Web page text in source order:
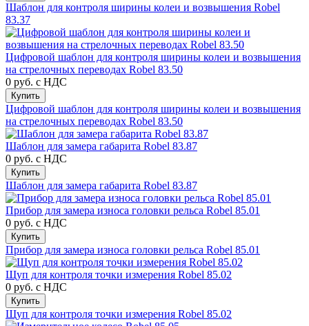
Шаблон для контроля ширины колеи и возвышения Robel
83.37
Цифровой шаблон для контроля ширины колеи и возвышения
на стрелочных переводах Robel 83.50
0 руб. с НДС
Купить
Цифровой шаблон для контроля ширины колеи и возвышения
на стрелочных переводах Robel 83.50
Шаблон для замера габарита Robel 83.87
0 руб. с НДС
Купить
Шаблон для замера габарита Robel 83.87
Прибор для замера износа головки рельса Robel 85.01
0 руб. с НДС
Купить
Прибор для замера износа головки рельса Robel 85.01
Щуп для контроля точки измерения Robel 85.02
0 руб. с НДС
Купить
Щуп для контроля точки измерения Robel 85.02